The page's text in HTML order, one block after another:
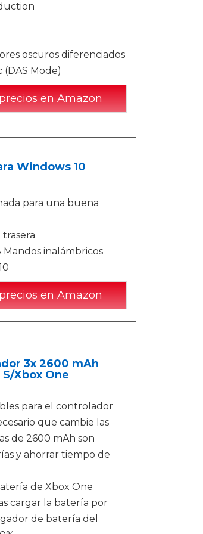
oscuros diferenciados
Mode)
en Amazon
Windows 10
para una buena
inalámbricos
en Amazon
3x 2600 mAh
Xbox One
para el controlador
que cambie las
de 2600 mAh son
y ahorrar tiempo de
de Xbox One
cargar la batería por
de batería del